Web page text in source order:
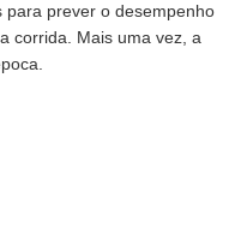
para prever o desempenho
corrida. Mais uma vez, a